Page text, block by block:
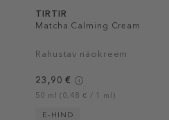
TIRTIR
Matcha Calming Cream
Rahustav näokreem
23,90 €
50 ml (0,48 € / 1 ml)
E-HIND